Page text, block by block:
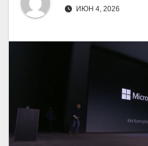
ИЮН 4, 2026